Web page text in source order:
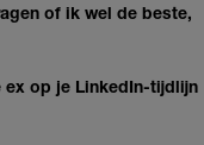
of ik wel de beste,
ex op je LinkedIn-tijdlijn